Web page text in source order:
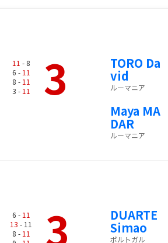
11 - 8
6 - 11
8 - 11
3 - 11 3 TORO Da
vid
ルーマニア
Maya MA
DAR
ルーマニア
6 - 11
13 - 11
8 - 11
3 DUARTE
Simao
ポルトガル